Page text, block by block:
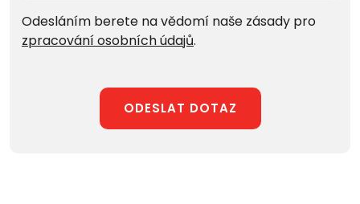
Odesláním berete na vědomí naše zásady pro
zpracování osobních údajů.
ODESLAT DOTAZ